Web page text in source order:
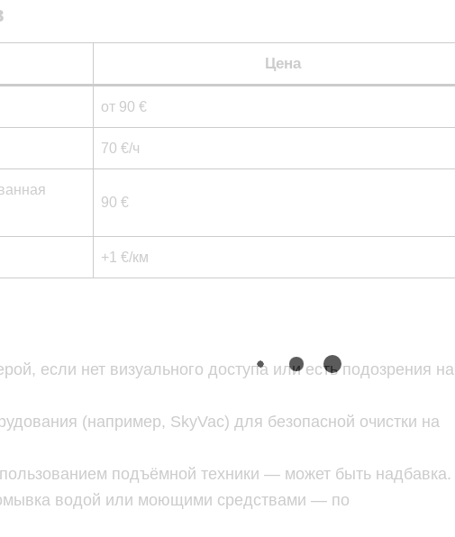
Цена
от 90 €
70 €/ч
90 €
+1 €/км
если нет визуального доступа или есть подозрения на
(например, SkyVac) для безопасной очистки на
подъёмной техники — может быть надбавка.
водой или моющими средствами — по